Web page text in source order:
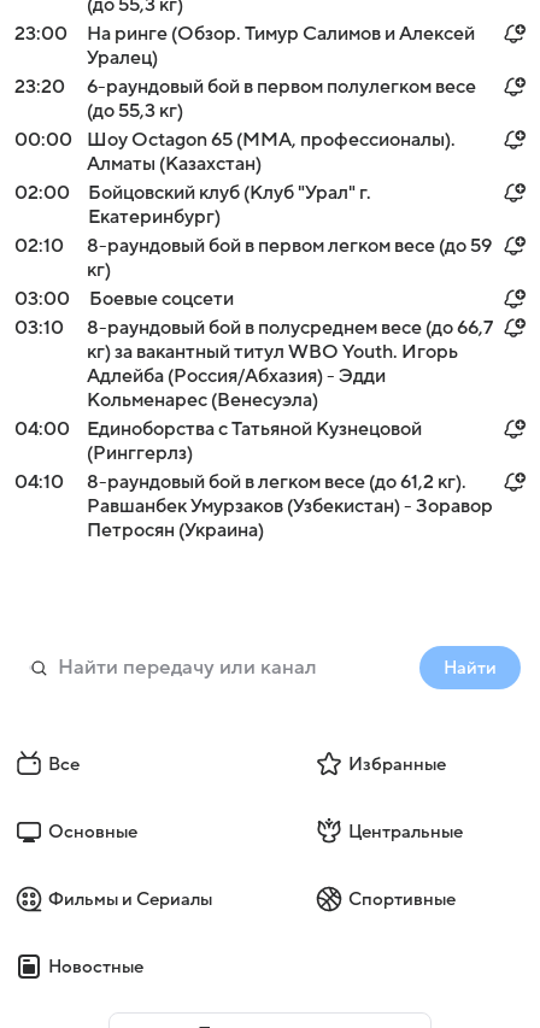
(до 55,3 кг)
23:00
На ринге (Обзор. Тимур Салимов и Алексей
Уралец)
23:20
6-раундовый бой в первом полулегком весе
(до 55,3 кг)
00:00
Шоу Octagon 65 (MMA, профессионалы).
Алматы (Казахстан)
02:00
Бойцовский клуб (Клуб "Урал" г.
Екатеринбург)
02:10
8-раундовый бой в первом легком весе (до 59
кг)
03:00
Боевые соцсети
03:10
8-раундовый бой в полусреднем весе (до 66,7
кг) за вакантный титул WBO Youth. Игорь
Адлейба (Россия/Абхазия) - Эдди
Кольменарес (Венесуэла)
04:00
Единоборства с Татьяной Кузнецовой
(Ринггерлз)
04:10
8-раундовый бой в легком весе (до 61,2 кг).
Равшанбек Умурзаков (Узбекистан) - Зоравор
Петросян (Украина)
Найти
Все Избранные
Основные Центральные
Фильмы и Сериалы Спортивные
Новостные